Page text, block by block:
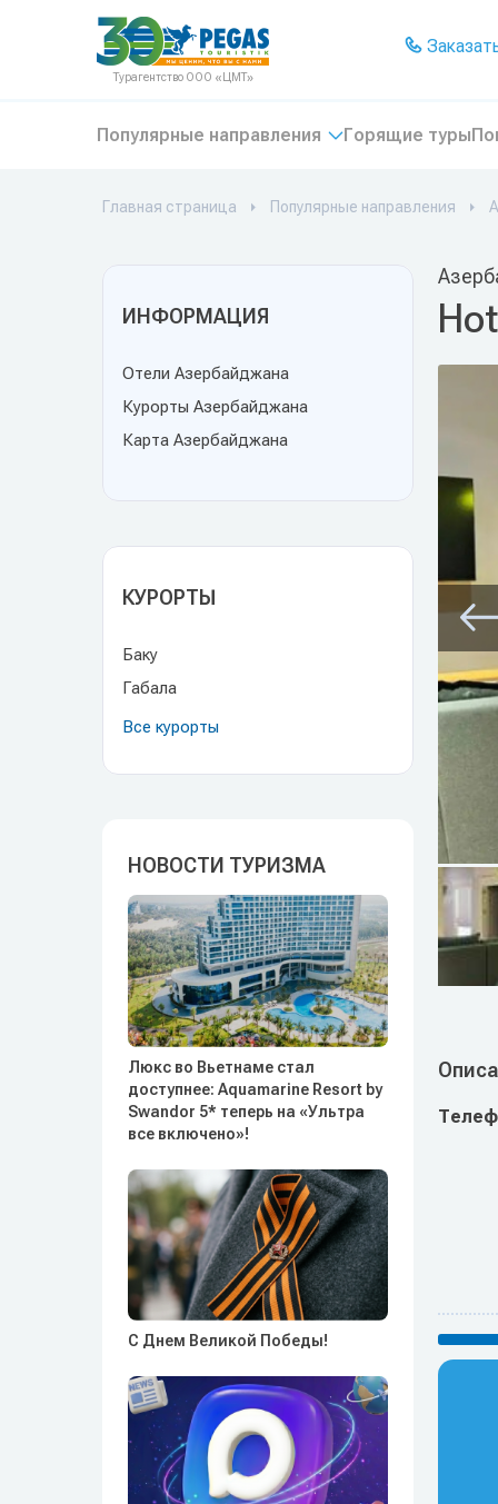
На главную
Турагентство ООО «ЦМТ»
Популярные направления Горящие туры
Главная страница Популярные направления
ИНФОРМАЦИЯ
Отели Азербайджана
Курорты Азербайджана
Карта Азербайджана
КУРОРТЫ
Баку
Габала
Все курорты
НОВОСТИ ТУРИЗМА
Люкс во Вьетнаме стал
доступнее: Aquamarine Resort by
Swandor 5* теперь на «Ультра
все включено»!
С Днем Великой Победы!